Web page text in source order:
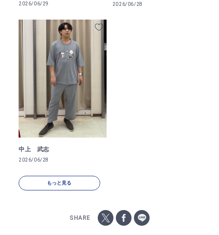
2026/06/29 2026/06/28
中上 武志
2026/06/28
もっと見る
SHARE